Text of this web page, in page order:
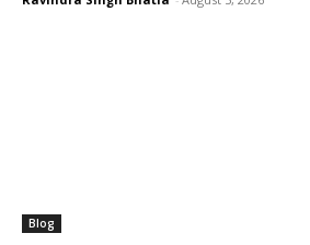
Blog